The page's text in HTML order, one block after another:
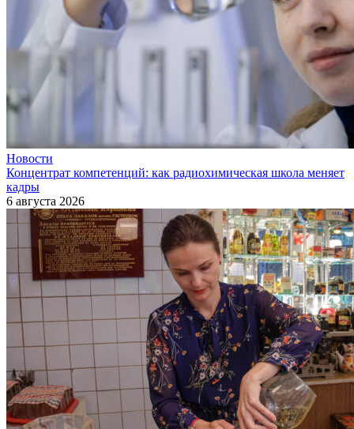
Новости
Концентрат компетенций: как радиохимическая школа меняет
кадры
6 августа 2026